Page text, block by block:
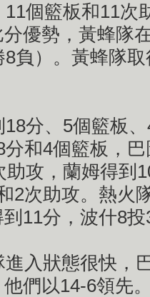
個籃板和11次
優勢，黃蜂隊
負）。黃蜂隊
分、5個籃板
和4個籃板，
攻，蘭姆得到
2次助攻。熱火
11分，波什8
入狀態很快，
們以14-6領先